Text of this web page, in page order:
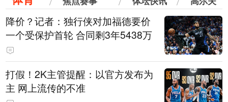
降价？记者：独行侠对加福德要价
一个受保护首轮 合同剩3年5438万
打假！2K主管提醒：以官方发布为
主 网上流传的不准